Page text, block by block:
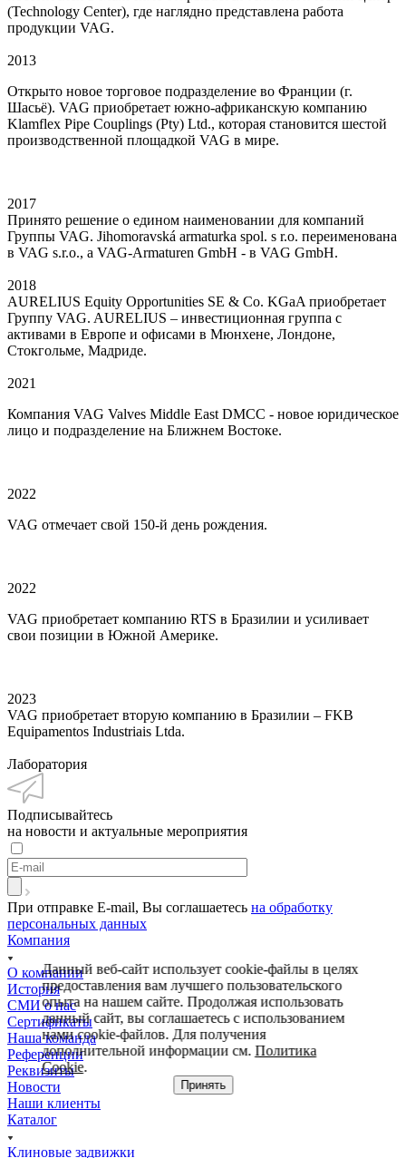
(Technology Center), где наглядно представлена работа
продукции VAG.
2013
Открыто новое торговое подразделение во Франции (г.
Шасьё). VAG приобретает южно-африканскую компанию
Klamflex Pipe Couplings (Pty) Ltd., которая становится шестой
производственной площадкой VAG в мире.
2017
Принято решение о едином наименовании для компаний
Группы VAG. Jihomoravská armaturka spol. s r.o. переименована
в VAG s.r.o., а VAG-Armaturen GmbH - в VAG GmbH.
2018
AURELIUS Equity Opportunities SE & Co. KGaA приобретает
Группу VAG. AURELIUS – инвестиционная группа с
активами в Европе и офисами в Мюнхене, Лондоне,
Стокгольме, Мадриде.
2021
Компания VAG Valves Middle East DMCC - новое юридическое
лицо и подразделение на Ближнем Востоке.
2022
VAG отмечает свой 150-й день рождения.
2022
VAG приобретает компанию RTS в Бразилии и усиливает
свои позиции в Южной Америке.
2023
VAG приобретает вторую компанию в Бразилии – FKB
Equipamentos Industriais Ltda.
Лаборатория
Подписывайтесь
на новости и актуальные мероприятия
При отправке E-mail, Вы соглашаетесь на обработку
персональных данных
Компания
О компании
История
СМИ о нас
Cертификаты
Наша команда
Референции
Реквизиты
Новости
Наши клиенты
Каталог
Клиновые задвижки
Данный веб-сайт использует cookie-файлы в целях
предоставления вам лучшего пользовательского
опыта на нашем сайте. Продолжая использовать
данный сайт, вы соглашаетесь с использованием
нами cookie-файлов. Для получения
дополнительной информации см.Политика
Cookie.
Принять